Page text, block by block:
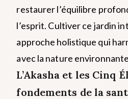
restaurer l’équilibre
l’esprit. Cultiver ce jardin
approche holistique qui
avec la nature
L’Akasha et les Cinq
fondements de la